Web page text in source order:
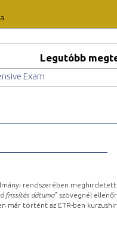
Legutóbb
Exam
rendszerében
frissítés dátuma” szövegnél
már történt az ETR-ben